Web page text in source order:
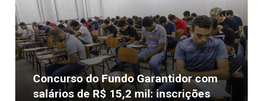
Concurso do Fundo Garantidor com
salários de R$ 15,2 mil: inscrições
Next